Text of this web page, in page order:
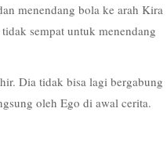
menendang bola ke arah Kira
sempat untuk menendang
Dia tidak bisa lagi bergabung
oleh Ego di awal cerita.